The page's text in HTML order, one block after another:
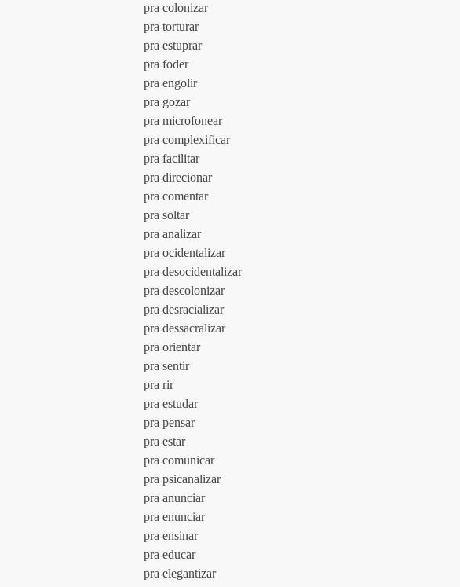
				pra colonizar
				pra torturar
				pra estuprar
				pra foder
				pra engolir
				pra gozar
				pra microfonear
				pra complexificar
				pra facilitar
				pra direcionar
				pra comentar
				pra soltar
				pra analizar
				pra ocidentalizar
				pra desocidentalizar
				pra descolonizar
				pra desracializar
				pra dessacralizar
				pra orientar
				pra sentir
				pra rir
				pra estudar
				pra pensar
				pra estar
				pra comunicar
				pra psicanalizar
				pra anunciar
				pra enunciar
				pra ensinar
				pra educar
				pra elegantizar